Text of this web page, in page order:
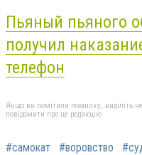
Пьяный пьяного
получил
телефон
Якщо ви помітили помилку, виділіть
повідомити про це редакцію
#самокат #воровство